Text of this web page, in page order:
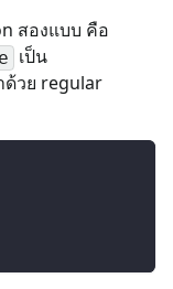
สองแบบ คือ
เป็น
ด้วย regular